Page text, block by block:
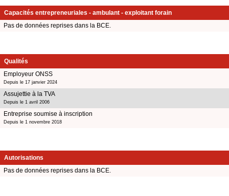
Capacités entrepreneuriales - ambulant - exploitant forain
Pas de données reprises dans la BCE.
Qualités
Employeur ONSS
Depuis le 17 janvier 2024
Assujettie à la TVA
Depuis le 1 avril 2006
Entreprise soumise à inscription
Depuis le 1 novembre 2018
Autorisations
Pas de données reprises dans la BCE.